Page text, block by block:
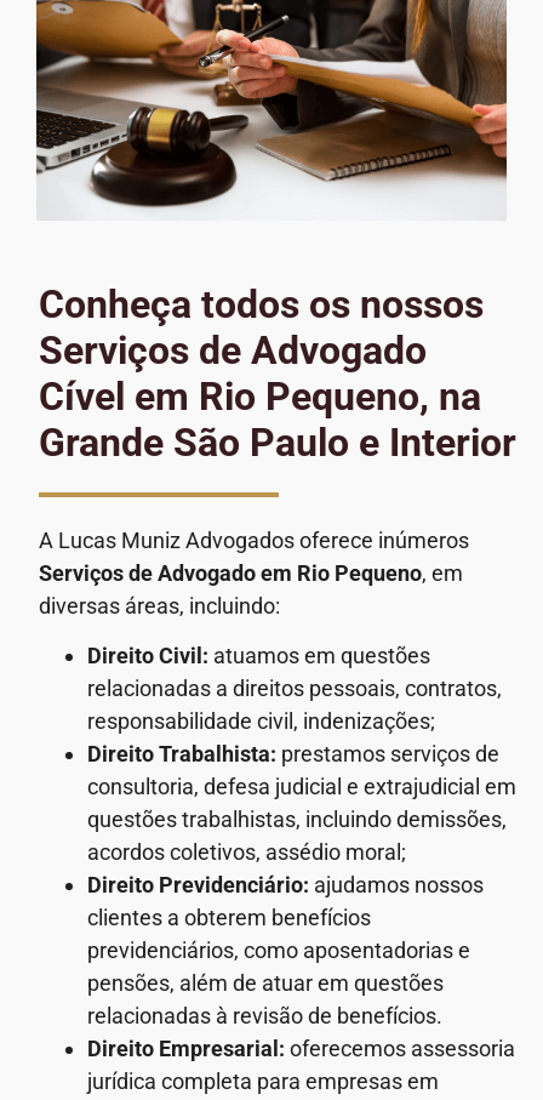
Conheça todos os nossos
Serviços de Advogado
Cível em Rio Pequeno, na
Grande São Paulo e Interior
A Lucas Muniz Advogados oferece inúmeros
Serviços de Advogadoem Rio Pequeno, em
diversas áreas, incluindo:
Direito Civil: atuamos em questões
relacionadas a direitos pessoais, contratos,
responsabilidade civil, indenizações;
Direito Trabalhista: prestamos serviços de
consultoria, defesa judicial e extrajudicial em
questões trabalhistas, incluindo demissões,
acordos coletivos, assédio moral;
Direito Previdenciário: ajudamos nossos
clientes a obterem benefícios
previdenciários, como aposentadorias e
pensões, além de atuar em questões
relacionadas à revisão de benefícios.
Direito Empresarial: oferecemos assessoria
jurídica completa para empresas em